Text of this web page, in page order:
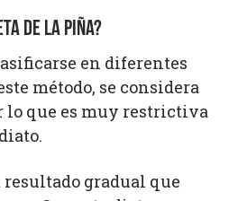
DE LA PIÑA?
en diferentes
método, se considera
lo que es muy restrictiva
gradual que